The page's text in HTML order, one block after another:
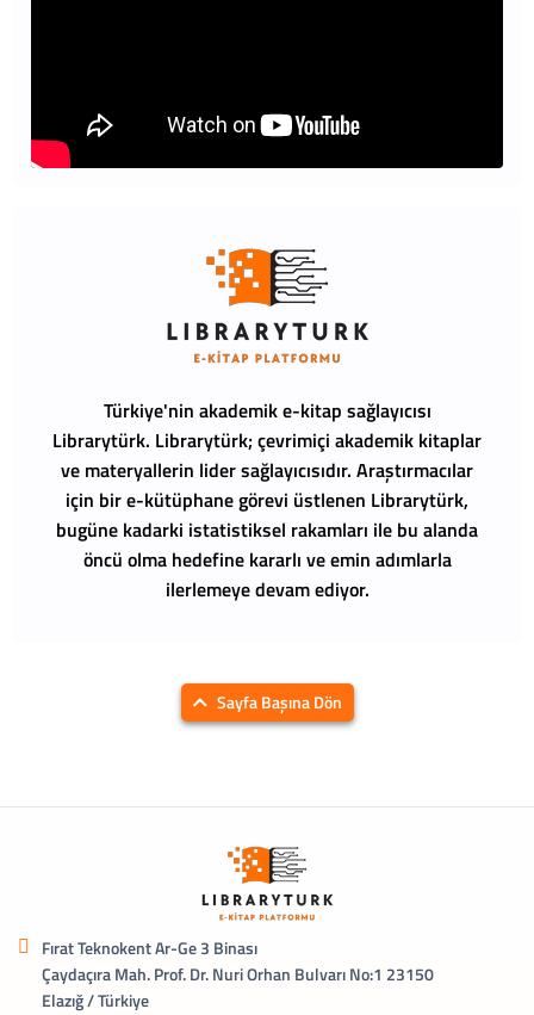
Türkiye'nin akademik e-kitap sağlayıcısı
Librarytürk. Librarytürk; çevrimiçi akademik kitaplar
ve materyallerin lider sağlayıcısıdır. Araştırmacılar
için bir e-kütüphane görevi üstlenen Librarytürk,
bugüne kadarki istatistiksel rakamları ile bu alanda
öncü olma hedefine kararlı ve emin adımlarla
ilerlemeye devam ediyor.
Sayfa Başına Dön
Fırat Teknokent Ar-Ge 3 Binası
Çaydaçıra Mah. Prof. Dr. Nuri Orhan Bulvarı No:1 23150
Elazığ / Türkiye